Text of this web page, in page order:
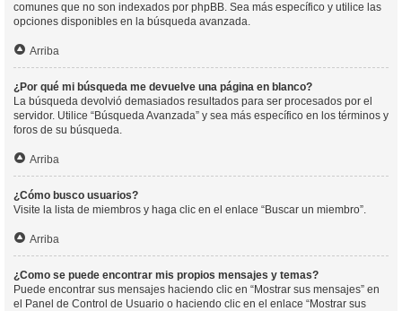
comunes que no son indexados por phpBB. Sea más específico y utilice las
opciones disponibles en la búsqueda avanzada.
Arriba
¿Por qué mi búsqueda me devuelve una página en blanco?
La búsqueda devolvió demasiados resultados para ser procesados por el
servidor. Utilice “Búsqueda Avanzada” y sea más específico en los términos y
foros de su búsqueda.
Arriba
¿Cómo busco usuarios?
Visite la lista de miembros y haga clic en el enlace “Buscar un miembro”.
Arriba
¿Como se puede encontrar mis propios mensajes y temas?
Puede encontrar sus mensajes haciendo clic en “Mostrar sus mensajes” en
el Panel de Control de Usuario o haciendo clic en el enlace “Mostrar sus